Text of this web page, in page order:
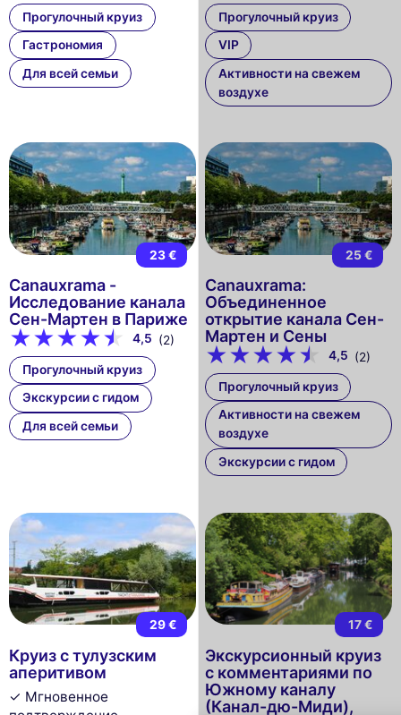
cookies
We use cookies and your personal data to
enhance your browsing experience,
Прогулочный круиз
Гастрономия
Для всей семьи
Прогулочный круиз
VIP
Активности на свежем
воздухе
23 €
Canauxrama -
Исследование канала
Сен-Мартен в Париже
4,5 (2)
Прогулочный круиз
Экскурсии с гидом
Для всей семьи
25 €
Canauxrama:
Объединенное
открытие канала Сен-
Мартен и Сены
4,5 (2)
Прогулочный круиз
Активности на свежем
воздухе
Экскурсии с гидом
29 €
Круиз с тулузским
аперитивом
✓ Мгновенное
17 €
Экскурсионный круиз
с комментариями по
Южному каналу
(Канал-дю-Миди),